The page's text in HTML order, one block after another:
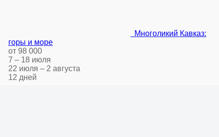
Многоликий Кавказ:
горы и море
от 98 000
7 – 18 июля
22 июля – 2 августа
12 дней